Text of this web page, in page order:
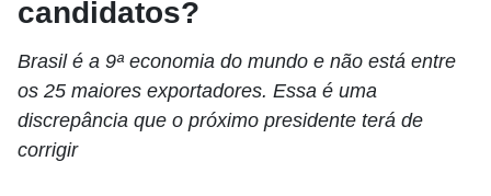
candidatos?
Brasil é a 9ª economia do mundo e não está entre
os 25 maiores exportadores. Essa é uma
discrepância que o próximo presidente terá de
corrigir